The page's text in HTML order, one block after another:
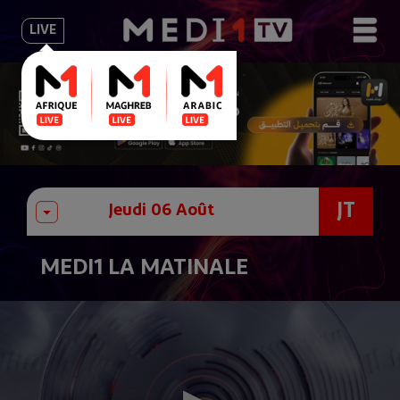
LIVE
JT
MEDI1 LA MATINALE